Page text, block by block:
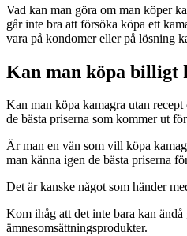
Vad kan man göra om man köper
går inte bra att försöka köpa ett
vara på kondomer eller på lösning
Kan man köpa billigt
Kan man köpa kamagra utan
de bästa priserna som kommer ut
Är man en vän som vill köpa
man känna igen de bästa priserna
Det är kanske något som händer
Kom ihåg att det inte bara kan
ämnesomsättningsprodukter.